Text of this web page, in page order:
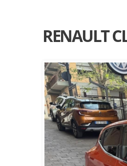
RENAULT